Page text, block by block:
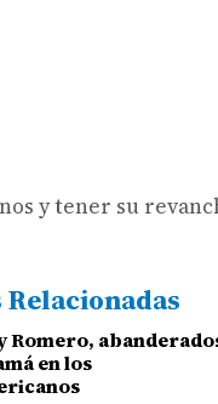
y tener su
Romero,
en los